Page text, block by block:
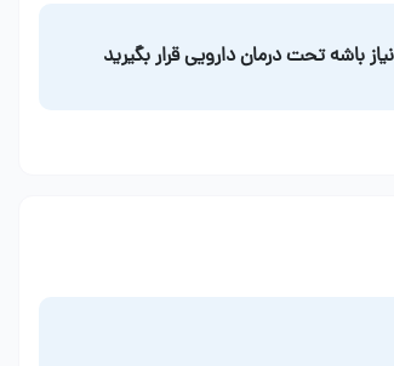
باشه تحت درمان دارویی قرار بگیرید